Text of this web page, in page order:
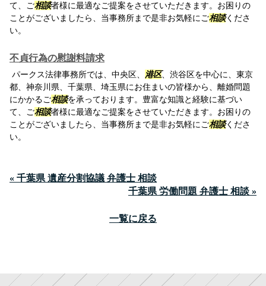
て、ご相談者様に最適なご提案をさせていただきます。お困りの
ことがございましたら、当事務所まで是非お気軽にご相談くださ
い。
不貞行為の慰謝料請求
パークス法律事務所では、中央区、 港区、渋谷区を中心に、東京
都、神奈川県、千葉県、埼玉県にお住まいの皆様から、離婚問題
にかかるご相談を承っております。豊富な知識と経験に基づい
て、ご相談者様に最適なご提案をさせていただきます。お困りの
ことがございましたら、当事務所まで是非お気軽にご相談くださ
い。
« 千葉県 遺産分割協議 弁護士 相談
千葉県 労働問題 弁護士 相談 »
一覧に戻る